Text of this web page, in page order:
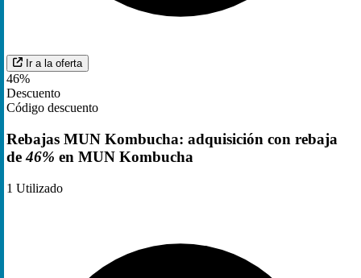
Ir a la oferta
46%
Descuento
Código descuento
Rebajas MUN Kombucha: adquisición con rebaja
de46% en MUN Kombucha
1 Utilizado